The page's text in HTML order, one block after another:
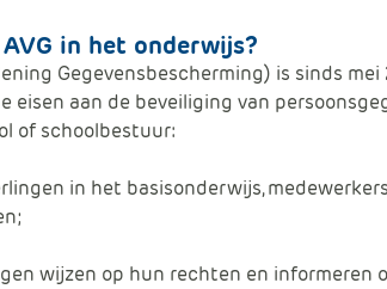
in het onderwijs?
Gegevensbescherming) is sinds mei
eisen aan de beveiliging van
of schoolbestuur:
in het basisonderwijs,
wijzen op hun rechten en informeren